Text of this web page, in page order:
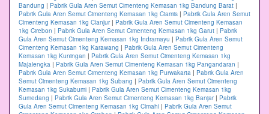
Bandung | Pabrik Gula Aren Semut Cimenteng Kemasan 1kg Bandung Barat |
Pabrik Gula Aren Semut Cimenteng Kemasan 1kg Ciamis | Pabrik Gula Aren Semut
Cimenteng Kemasan 1kg Cianjur| Pabrik Gula Aren Semut Cimenteng Kemasan
1kg Cirebon | Pabrik Gula Aren Semut Cimenteng Kemasan 1kg Garut | Pabrik
Gula Aren Semut Cimenteng Kemasan 1kg Indramayu | Pabrik Gula Aren Semut
Cimenteng Kemasan 1kg Karawang | Pabrik Gula Aren Semut Cimenteng
Kemasan 1kg Kuningan | Pabrik Gula Aren Semut Cimenteng Kemasan 1kg
Majalengka | Pabrik Gula Aren Semut Cimenteng Kemasan 1kg Pangandaran |
Pabrik Gula Aren Semut Cimenteng Kemasan 1kg Purwakarta | Pabrik Gula Aren
Semut Cimenteng Kemasan 1kg Subang | Pabrik Gula Aren Semut Cimenteng
Kemasan 1kg Sukabumi | Pabrik Gula Aren Semut Cimenteng Kemasan 1kg
Sumedang | Pabrik Gula Aren Semut Cimenteng Kemasan 1kg Banjar| Pabrik
Gula Aren Semut Cimenteng Kemasan 1kg Cimahi | Pabrik Gula Aren Semut